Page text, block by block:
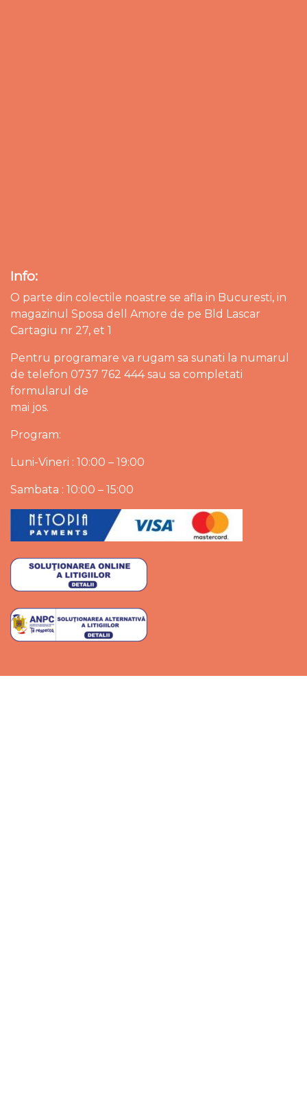
Info:
O parte din colectile noastre se afla in Bucuresti, in
magazinul Sposa dell Amore de pe Bld Lascar
Cartagiu nr 27, et 1
Pentru programare va rugam sa sunati la numarul
de telefon 0737 762 444 sau sa completati
formularul de
mai jos.
Program:
Luni-Vineri : 10:00 – 19:00
Sambata : 10:00 – 15:00